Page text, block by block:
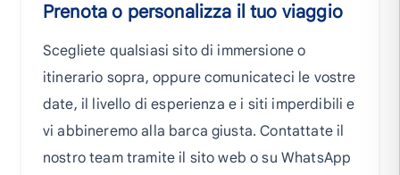
Prenota o personalizza il tuo viaggio
Scegliete qualsiasi sito di immersione o
itinerario sopra, oppure comunicateci le vostre
date, il livello di esperienza e i siti imperdibili e
vi abbineremo alla barca giusta. Contattate il
nostro team tramite il sito web o su WhatsApp